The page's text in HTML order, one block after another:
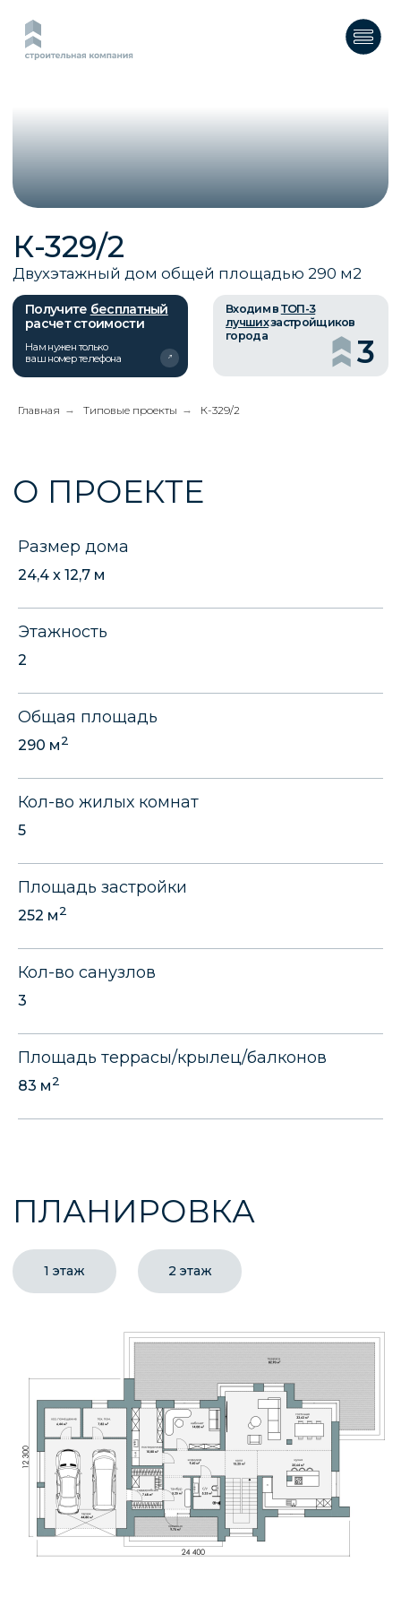
К-329/2
Двухэтажный дом общей площадью 290 м2
Нам нужен только
ваш номер телефона
Главная → Типовые проекты → К-329/2
О ПРОЕКТЕ
Размер дома
24,4 x 12,7 м
Этажность
2
Общая площадь
290 м2
Кол-во жилых комнат
5
Площадь застройки
252 м2
Кол-во санузлов
3
Площадь террасы/крылец/балконов
83 м2
ПЛАНИРОВКА
1 этаж
ГОТОВЫЕ ПРОЕКТЫ С
НЕШАБЛОННЫМИ